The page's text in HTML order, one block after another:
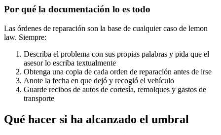
Por qué la documentación lo es todo
Las órdenes de reparación son la base de cualquier caso de lemon
law. Siempre:
Describa el problema con sus propias palabras y pida que el
asesor lo escriba textualmente
Obtenga una copia de cada orden de reparación antes de irse
Anote la fecha en que dejó y recogió el vehículo
Guarde recibos de autos de cortesía, remolques y gastos de
transporte
Qué hacer si ha alcanzado el umbral